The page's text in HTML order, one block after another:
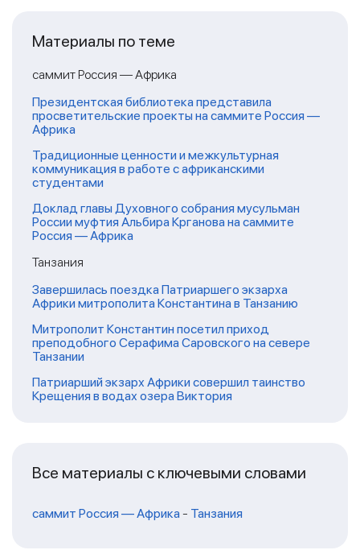
Материалы по теме
саммит Россия — Африка
Президентская библиотека представила
просветительские проекты на саммите Россия —
Африка
Традиционные ценности и межкультурная
коммуникация в работе с африканскими
студентами
Доклад главы Духовного собрания мусульман
России муфтия Альбира Крганова на саммите
Россия — Африка
Танзания
Завершилась поездка Патриаршего экзарха
Африки митрополита Константина в Танзанию
Митрополит Константин посетил приход
преподобного Серафима Саровского на севере
Танзании
Патриарший экзарх Африки совершил таинство
Крещения в водах озера Виктория
Все материалы с ключевыми словами
саммит Россия — Африка - Танзания